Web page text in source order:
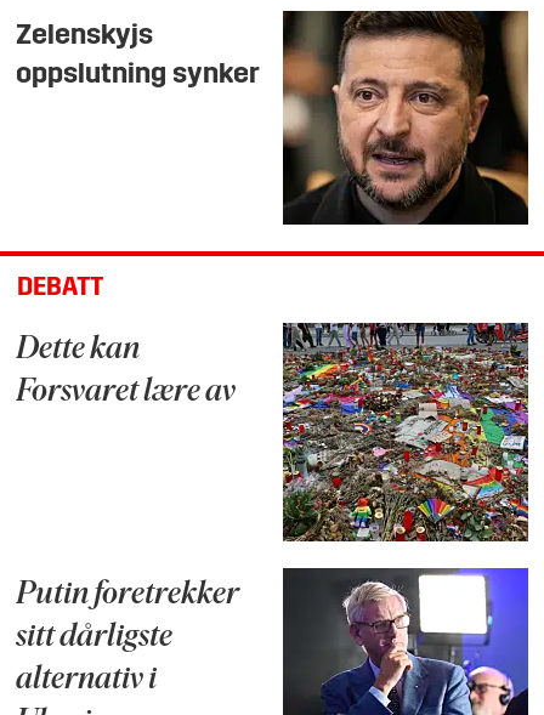
Zelenskyjs
oppslutning synker
DEBATT
Dette kan
Forsvaret lære av
Putin foretrekker
sitt dårligste
alternativ i